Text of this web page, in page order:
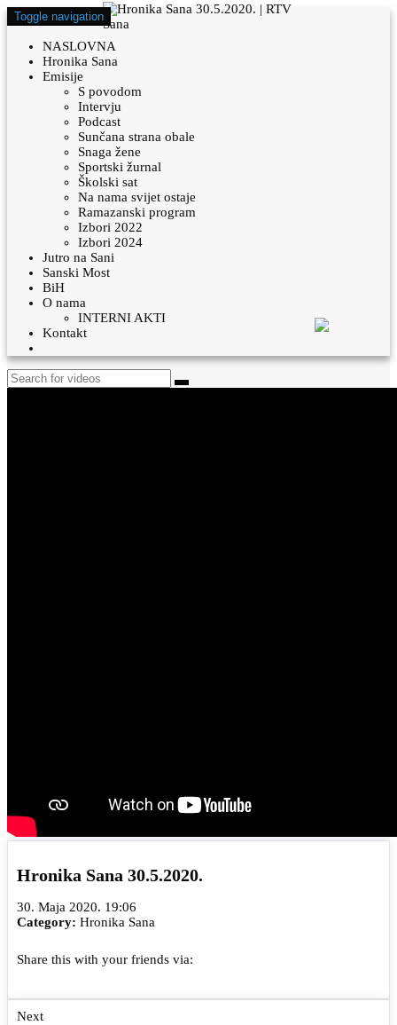
Toggle navigation
NASLOVNA
Hronika Sana
Emisije
S povodom
Intervju
Podcast
Sunčana strana obale
Snaga žene
Sportski žurnal
Školski sat
Na nama svijet ostaje
Ramazanski program
Izbori 2022
Izbori 2024
Jutro na Sani
Sanski Most
BiH
O nama
INTERNI AKTI
Kontakt
Hronika Sana 30.5.2020.
30. Maja 2020. 19:06
Category: Hronika Sana
Share this with your friends via:
Next